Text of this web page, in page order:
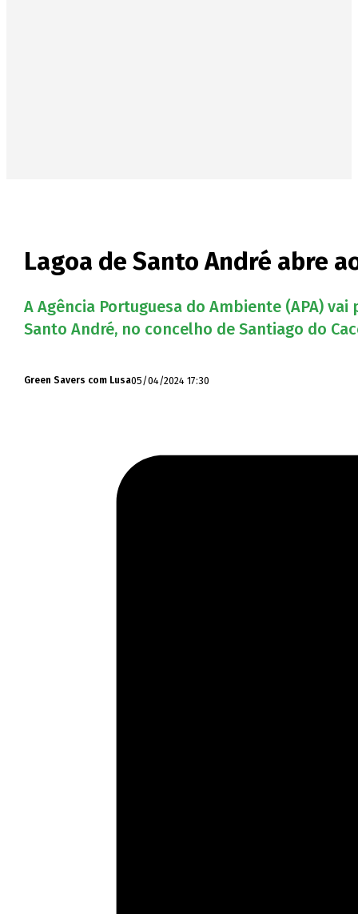
Lagoa de Santo André abre
A Agência Portuguesa do Ambiente (APA)
Santo André, no concelho de Santiago do
Green Savers com Lusa05/04/2024 17:30